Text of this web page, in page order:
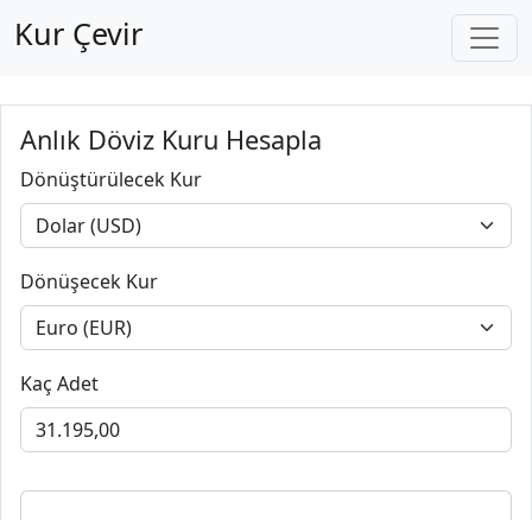
Kur Çevir
Anlık Döviz Kuru Hesapla
Dönüştürülecek Kur
Dönüşecek Kur
Kaç Adet